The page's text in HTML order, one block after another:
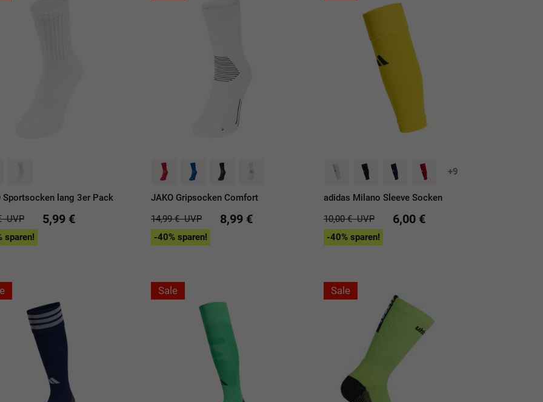
Sportsocken lang 3er Pack
UVP 5,99 €
sparen!
JAKO Gripsocken Comfort
14,99 €UVP 8,99 €
-40% sparen!
+9
adidas Milano Sleeve Socken
10,00 €UVP 6,00 €
-40% sparen!
Sale Sale